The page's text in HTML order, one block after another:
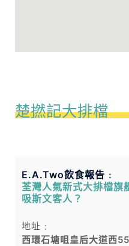
楚撚記大排檔
E.A.Two飲食報告﹕
荃灣人氣新式大排檔旗
吸斯文客人？
地址﹕
西環石塘咀皇后大道西